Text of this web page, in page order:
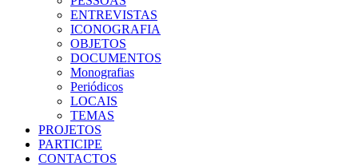
ENTREVISTAS
ICONOGRAFIA
OBJETOS
DOCUMENTOS
Monografias
Periódicos
LOCAIS
TEMAS
PROJETOS
PARTICIPE
CONTACTOS